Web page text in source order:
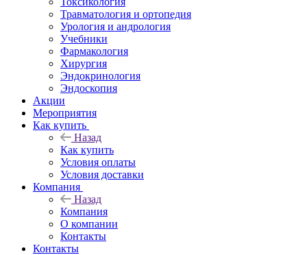
Травматология и ортопедия
Урология и андрология
Учебники
Фармакология
Хирургия
Эндокринология
Эндоскопия
Акции
Мероприятия
Как купить
Назад
Как купить
Условия оплаты
Условия доставки
Компания
Назад
Компания
О компании
Контакты
Контакты